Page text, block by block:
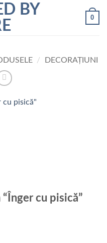
0
/ DECORAȚIUNI
cu pisică”